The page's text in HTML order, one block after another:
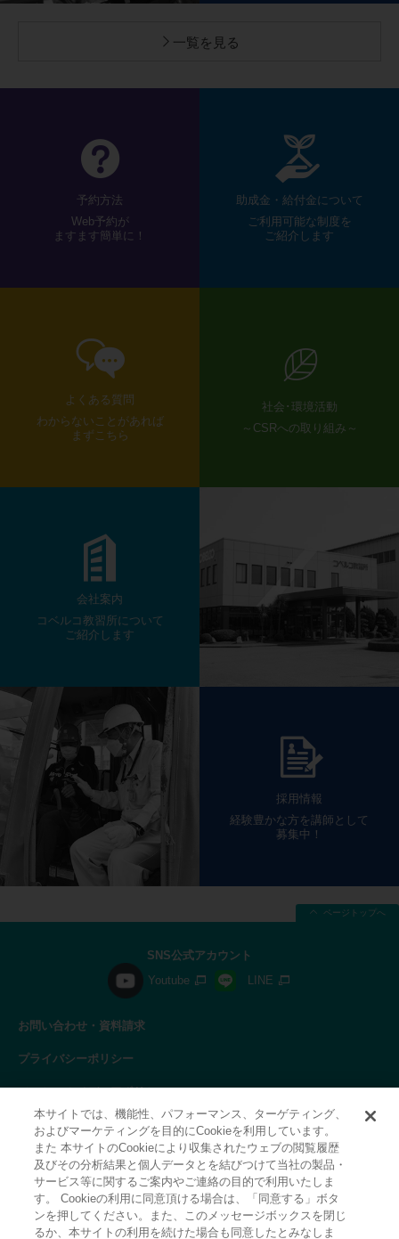
一覧を見る
予約方法
Web予約が
ますます簡単に！
助成金・給付金について
ご利用可能な制度を
ご紹介します
よくある質問
わからないことがあれば
まずこちら
社会･環境活動
～CSRへの取り組み～
会社案内
コベルコ教習所について
ご紹介します
採用情報
経験豊かな方を講師として
募集中！
ページトップへ
SNS公式アカウント
Youtube
LINE
お問い合わせ・資料請求
プライバシーポリシー
ソーシャルメディアポリシー
サイトの利用について
サイトマップ
関連リンク
採用情報
本サイトでは、機能性、パフォーマンス、ターゲティング、
およびマーケティングを目的にCookieを利用しています。
また 本サイトのCookieにより収集されたウェブの閲覧履歴
及びその分析結果と個人データとを結びつけて当社の製品・
サービス等に関するご案内やご連絡の目的で利用いたしま
す。 Cookieの利用に同意頂ける場合は、「同意する」ボタ
ンを押してください。また、このメッセージボックスを閉じ
るか、本サイトの利用を続けた場合も同意したとみなしま